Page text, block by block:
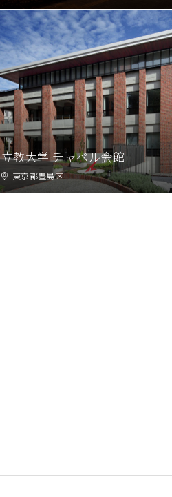
立教大学 チャペル会館
東京都豊島区